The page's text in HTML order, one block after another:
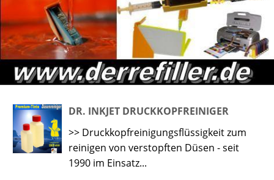
DR. INKJET DRUCKKOPFREINIGER
>> Druckkopfreinigungsflüssigkeit zum
reinigen von verstopften Düsen - seit
1990 im Einsatz...